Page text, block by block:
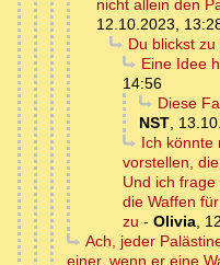
nicht allein den
12.10.2023,
Du blickst zu
Eine Idee
14:56
Diese
NST,
Ich könnte
vorstellen,
Und ich
die Waffen
zu - Olivia,
Ach, jeder
einer, wenn er eine